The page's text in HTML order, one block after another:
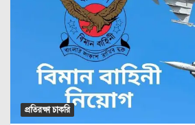
প্রতিরক্ষা চাকরি